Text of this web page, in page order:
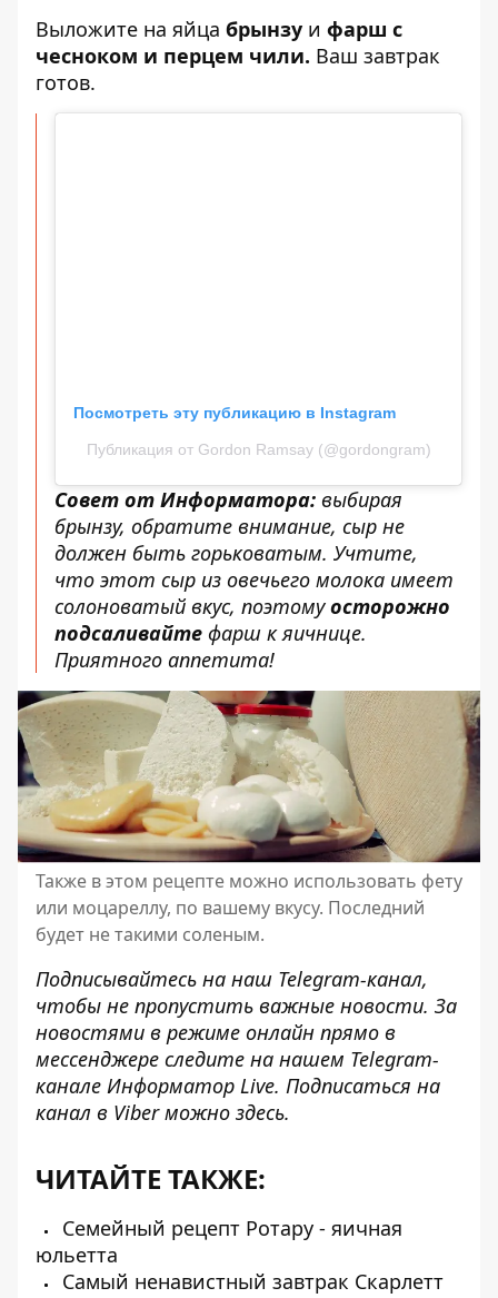
Выложите на яйца брынзу и фарш с
чесноком и перцем чили. Ваш завтрак
готов.
Посмотреть эту публикацию в Instagram
Публикация от Gordon Ramsay (@gordongram)
Совет от Информатора: выбирая
брынзу, обратите внимание, сыр не
должен быть горьковатым. Учтите,
что этот сыр из овечьего молока имеет
солоноватый вкус, поэтомуосторожно
подсаливайте фарш к яичнице.
Приятного аппетита!
Также в этом рецепте можно использовать фету
или моцареллу, по вашему вкусу. Последний
будет не такими соленым.
Подписывайтесь на наш Telegram-канал,
чтобы не пропустить важные новости. За
новостями в режиме онлайн прямо в
мессенджере следите на нашем Telegram-
канале Информатор Live. Подписаться на
канал в Viber можно здесь.
ЧИТАЙТЕ ТАКЖЕ:
Семейный рецепт Ротару - яичная
юльетта
Самый ненавистный завтрак Скарлетт